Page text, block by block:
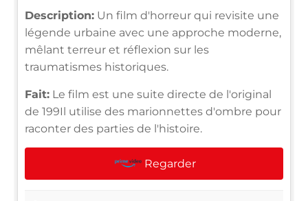
Description: Un film d'horreur qui revisite une
légende urbaine avec une approche moderne,
mêlant terreur et réflexion sur les
traumatismes historiques.
Fait: Le film est une suite directe de l'original
de 199Il utilise des marionnettes d'ombre pour
raconter des parties de l'histoire.
Regarder